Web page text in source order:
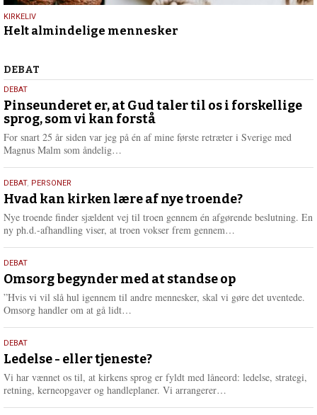
9.
juli
KIRKELIV
Helt almindelige mennesker
Debat
DEBAT
5.
august
2026
DEBAT
Pinseunderet er, at Gud taler til os i forskellige
sprog, som vi kan forstå
For snart 25 år siden var jeg på én af mine første retræter i Sverige med
Magnus Malm som åndelig…
e
r
e
25.
juli
2026
DEBAT, PERSONER
Hvad kan kirken lære af nye troende?
Nye troende finder sjældent vej til troen gennem én afgørende beslutning. En
ny ph.d.-afhandling viser, at troen vokser frem gennem…
e
r
e
9.
juli
2026
DEBAT
Omsorg begynder med at standse op
”Hvis vi vil slå hul igennem til andre mennesker, skal vi gøre det uventede.
Omsorg handler om at gå lidt…
e
r
e
10.
juni
2026
DEBAT
Ledelse - eller tjeneste?
Vi har vænnet os til, at kirkens sprog er fyldt med låneord: ledelse, strategi,
retning, kerneopgaver og handleplaner. Vi arrangerer…